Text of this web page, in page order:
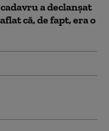
a declanșat
că, de fapt, era o